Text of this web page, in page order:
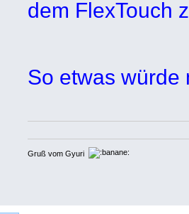
dem FlexTouch
So etwas würde
Gruß vom Gyuri